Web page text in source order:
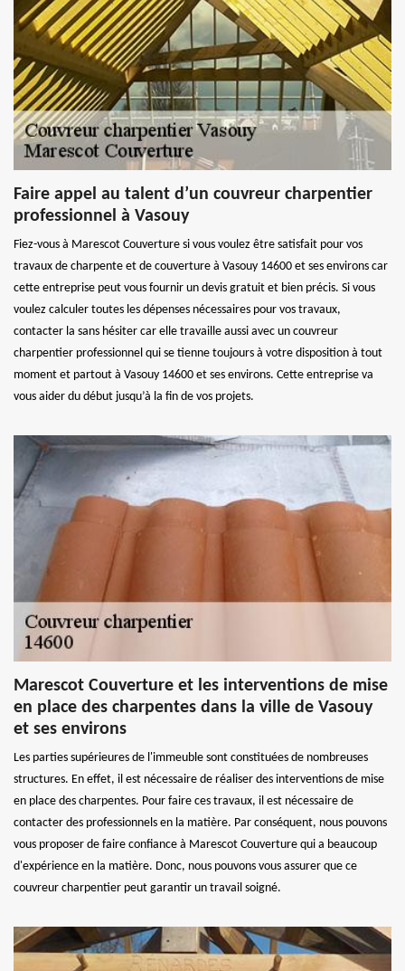
Faire appel au talent d’un couvreur charpentier
professionnel à Vasouy
Fiez-vous à Marescot Couverture si vous voulez être satisfait pour vos
travaux de charpente et de couverture à Vasouy 14600 et ses environs car
cette entreprise peut vous fournir un devis gratuit et bien précis. Si vous
voulez calculer toutes les dépenses nécessaires pour vos travaux,
contacter la sans hésiter car elle travaille aussi avec un couvreur
charpentier professionnel qui se tienne toujours à votre disposition à tout
moment et partout à Vasouy 14600 et ses environs. Cette entreprise va
vous aider du début jusqu’à la fin de vos projets.
Marescot Couverture et les interventions de mise
en place des charpentes dans la ville de Vasouy
et ses environs
Les parties supérieures de l'immeuble sont constituées de nombreuses
structures. En effet, il est nécessaire de réaliser des interventions de mise
en place des charpentes. Pour faire ces travaux, il est nécessaire de
contacter des professionnels en la matière. Par conséquent, nous pouvons
vous proposer de faire confiance à Marescot Couverture qui a beaucoup
d'expérience en la matière. Donc, nous pouvons vous assurer que ce
couvreur charpentier peut garantir un travail soigné.